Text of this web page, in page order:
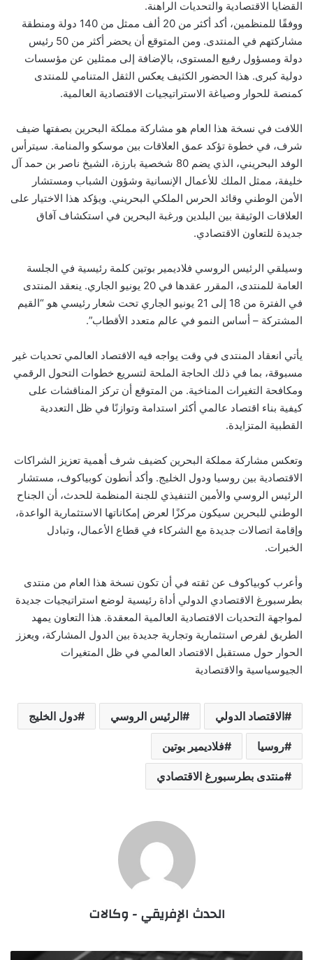
القضايا الاقتصادية والتحديات الراهنة.
ووفقًا للمنظمين، أكد أكثر من 20 ألف ممثل من 140 دولة ومنطقة
مشاركتهم في المنتدى. ومن المتوقع أن يحضر أكثر من 50 رئيس
دولة ومسؤول رفيع المستوى، بالإضافة إلى ممثلين عن مؤسسات
دولية كبرى. هذا الحضور الكثيف يعكس الثقل المتنامي للمنتدى
كمنصة للحوار وصياغة الاستراتيجيات الاقتصادية العالمية.
اللافت في نسخة هذا العام هو مشاركة مملكة البحرين بصفتها ضيف
شرف، في خطوة تؤكد عمق العلاقات بين موسكو والمنامة. سيترأس
الوفد البحريني، الذي يضم 80 شخصية بارزة، الشيخ ناصر بن حمد آل
خليفة، ممثل الملك للأعمال الإنسانية وشؤون الشباب ومستشار
الأمن الوطني وقائد الحرس الملكي البحريني. ويؤكد هذا الاختيار على
العلاقات الوثيقة بين البلدين ورغبة البحرين في استكشاف آفاق
جديدة للتعاون الاقتصادي.
وسيلقي الرئيس الروسي فلاديمير بوتين كلمة رئيسية في الجلسة
العامة للمنتدى، المقرر عقدها في 20 يونيو الجاري. ينعقد المنتدى
في الفترة من 18 إلى 21 يونيو الجاري تحت شعار رئيسي هو “القيم
المشتركة – أساس النمو في عالم متعدد الأقطاب”.
يأتي انعقاد المنتدى في وقت يواجه فيه الاقتصاد العالمي تحديات غير
مسبوقة، بما في ذلك الحاجة الملحة لتسريع خطوات التحول الرقمي
ومكافحة التغيرات المناخية. من المتوقع أن تركز المناقشات على
كيفية بناء اقتصاد عالمي أكثر استدامة وتوازنًا في ظل التعددية
القطبية المتزايدة.
وتعكس مشاركة مملكة البحرين كضيف شرف أهمية تعزيز الشراكات
الاقتصادية بين روسيا ودول الخليج. وأكد أنطون كوبياكوف، مستشار
الرئيس الروسي والأمين التنفيذي للجنة المنظمة للحدث، أن الجناح
الوطني للبحرين سيكون مركزًا لعرض إمكاناتها الاستثمارية الواعدة،
وإقامة اتصالات جديدة مع الشركاء في قطاع الأعمال، وتبادل
الخبرات.
وأعرب كوبياكوف عن ثقته في أن تكون نسخة هذا العام من منتدى
بطرسبورغ الاقتصادي الدولي أداة رئيسية لوضع استراتيجيات جديدة
لمواجهة التحديات الاقتصادية العالمية المعقدة. هذا التعاون يمهد
الطريق لفرص استثمارية وتجارية جديدة بين الدول المشاركة، ويعزز
الحوار حول مستقبل الاقتصاد العالمي في ظل المتغيرات
الجيوسياسية والاقتصادية
الاقتصاد الدولي الرئيس الروسي دول الخليج
روسيا فلاديمير بوتين
منتدى بطرسبورغ الاقتصادي
الحدث الإفريقي - وكالات